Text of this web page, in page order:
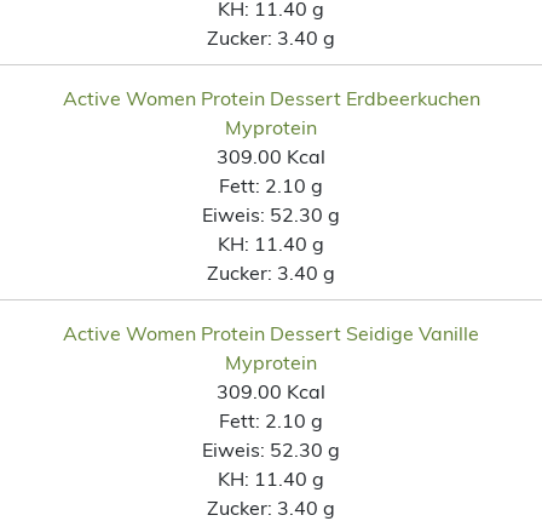
KH: 11.40 g
Zucker: 3.40 g
Active Women Protein Dessert Erdbeerkuchen
Myprotein
309.00 Kcal
Fett: 2.10 g
Eiweis: 52.30 g
KH: 11.40 g
Zucker: 3.40 g
Active Women Protein Dessert Seidige Vanille
Myprotein
309.00 Kcal
Fett: 2.10 g
Eiweis: 52.30 g
KH: 11.40 g
Zucker: 3.40 g